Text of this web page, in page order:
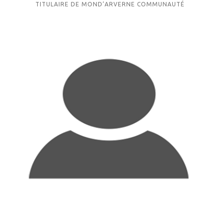
TITULAIRE DE MOND’ARVERNE COMMUNAUTÉ